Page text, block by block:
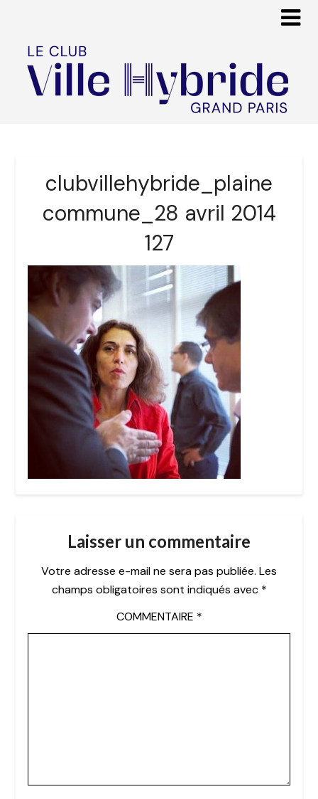
clubvillehybride_plaine
commune_28 avril 2014
127
Laisser un commentaire
Votre adresse e-mail ne sera pas publiée. Les
champs obligatoires sont indiqués avec *
COMMENTAIRE *